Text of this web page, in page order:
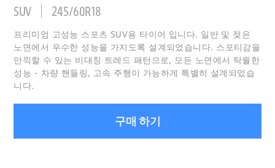
SUV 245/60R18
프리미엄 고성능 스포츠 SUV용 타이어 입니다. 일반 및 젖은
노면에서 우수한 성능을 가지도록 설계되었습니다. 스포티감을
만끽할 수 있는 비대칭 트레드 패턴으로, 모든 노면에서 탁월한
성능 - 차량 핸들링, 고속 주행이 가능하게 특별히 설계되었습
니다.
구매 하기